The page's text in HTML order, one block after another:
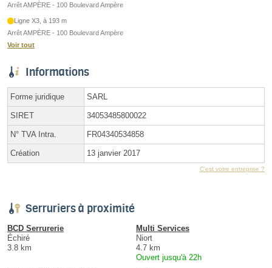
Arrêt AMPÈRE - 100 Boulevard Ampère
Ligne X3, à 193 m
Arrêt AMPÈRE - 100 Boulevard Ampère
Voir tout
Informations
Forme juridique SARL
SIRET 34053485800022
N° TVA Intra. FR04340534858
Création 13 janvier 2017
C'est votre entreprise ?
Serruriers à proximité
BCD Serrurerie
Échiré
3.8 km
Multi Services
Niort
4.7 km
Ouvert jusqu'à 22h